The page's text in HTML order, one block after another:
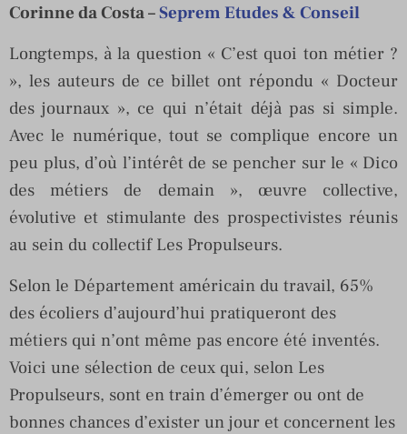
Corinne da Costa –Seprem Etudes & Conseil
Longtemps, à la question « C’est quoi ton métier ?
», les auteurs de ce billet ont répondu « Docteur
des journaux », ce qui n’était déjà pas si simple.
Avec le numérique, tout se complique encore un
peu plus, d’où l’intérêt de se pencher sur le « Dico
des métiers de demain », œuvre collective,
évolutive et stimulante des prospectivistes réunis
au sein du collectif Les Propulseurs.
Selon le Département américain du travail, 65%
des écoliers d’aujourd’hui pratiqueront des
métiers qui n’ont même pas encore été inventés.
Voici une sélection de ceux qui, selon Les
Propulseurs, sont en train d’émerger ou ont de
bonnes chances d’exister un jour et concernent les